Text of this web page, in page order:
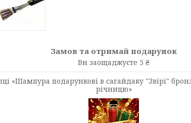
Замов та отримай подарунок
Ви заощаджуєте 5 ₴
«Шампура подарункові в сагайдаку "Звірі"
річницю»